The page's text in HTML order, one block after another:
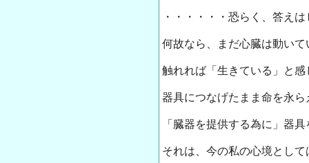
・・・・・・恐らく、答え
何故なら、まだ心臓は動い
触れれば「生きている」と
器具につなげたまま命を永
「臓器を提供する為に」器
それは、今の私の心境とし